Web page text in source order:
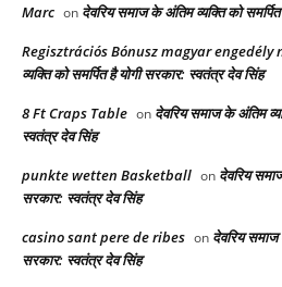
Marc on देवरिय समाज के अंतिम व्यक्ति को
Regisztrációs Bónusz magyar engedély
व्यक्ति को समर्पित है योगी सरकार: स्वतंत्र देव सिंह
8 Ft Craps Table on देवरिय समाज के अंतिम
स्वतंत्र देव सिंह
punkte wetten Basketball on देवरिय
सरकार: स्वतंत्र देव सिंह
casino sant pere de ribes on देवरिय समाज
सरकार: स्वतंत्र देव सिंह